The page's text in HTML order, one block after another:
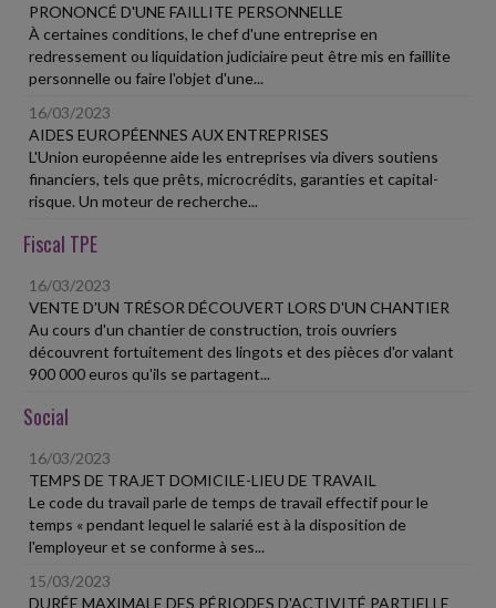
PRONONCÉ D'UNE FAILLITE PERSONNELLE
À certaines conditions, le chef d'une entreprise en
redressement ou liquidation judiciaire peut être mis en faillite
personnelle ou faire l'objet d'une...
16/03/2023
AIDES EUROPÉENNES AUX ENTREPRISES
L'Union européenne aide les entreprises via divers soutiens
financiers, tels que prêts, microcrédits, garanties et capital-
risque. Un moteur de recherche...
Fiscal TPE
16/03/2023
VENTE D'UN TRÉSOR DÉCOUVERT LORS D'UN CHANTIER
Au cours d'un chantier de construction, trois ouvriers
découvrent fortuitement des lingots et des pièces d'or valant
900 000 euros qu'ils se partagent...
Social
16/03/2023
TEMPS DE TRAJET DOMICILE-LIEU DE TRAVAIL
Le code du travail parle de temps de travail effectif pour le
temps « pendant lequel le salarié est à la disposition de
l'employeur et se conforme à ses...
15/03/2023
DURÉE MAXIMALE DES PÉRIODES D'ACTIVITÉ PARTIELLE